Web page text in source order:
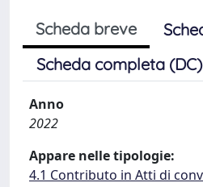
Scheda breve
Scheda completa (DC)
Anno
2022
Appare nelle tipologie:
4.1 Contributo in Atti di